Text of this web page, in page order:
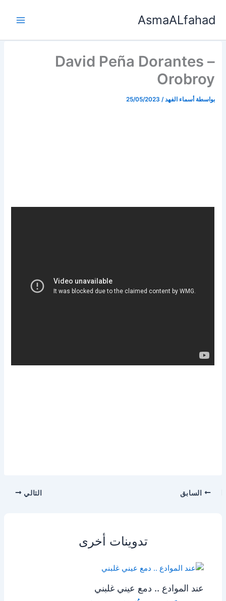
AsmaALfahad
David Peña Dorantes –
Orobroy
بواسطة أسماء الفهد/
25/05/2023
السابق التالي
تدوينات أخرى
عند الموادع .. دمع عيني غلبني